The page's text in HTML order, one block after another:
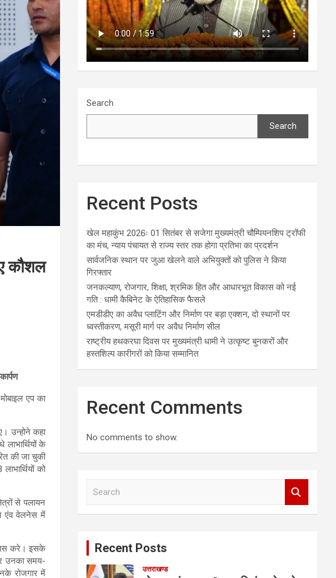
कौशल
एप का
उन्होने कहा
के
की जा चुकी
को
से पलायन
एंव वेलनेस में
करे। इसके
उनका समय-
रोजगार में
Search
Search
Recent Posts
खेल महाकुंभ 2026ः 01 सितंबर से सजेगा मुख्यमंत्री चौम्पियनशिप ट्रॉफी
का मंच, न्याय पंचायत से राज्य स्तर तक होगा प्रतिभा का प्रदर्शन
सार्वजनिक स्थान पर जुआ खेलने वाले अभियुक्तों को पुलिस ने किया
गिरफ्तार
जनकल्याण, रोजगार, शिक्षा, श्रमिक हित और आधारभूत विकास को नई
गति : धामी कैबिनेट के ऐतिहासिक फैसले
एमडीडीए का अवैध प्लाटिंग और निर्माण पर बड़ा एक्शन, दो स्थानों पर
ध्वस्तीकरण, मसूरी मार्ग पर अवैध निर्माण सील
राष्ट्रीय हथकरघा दिवस पर मुख्यमंत्री धामी ने उत्कृष्ट बुनकरों और
हस्तशिल्प कारीगरों को किया सम्मानित
Recent Comments
No comments to show.
Recent Posts
उत्तराखण्ड